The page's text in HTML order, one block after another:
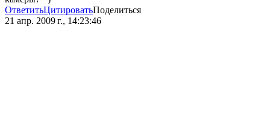
ОтветитьЦитироватьПоделиться
21 апр. 2009 г., 14:23:46